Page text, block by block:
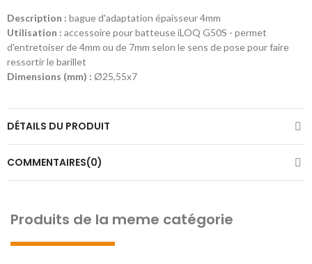
Description : bague d'adaptation épaisseur 4mm
Utilisation : accessoire pour batteuse iLOQ G50S - permet
d'entretoiser de 4mm ou de 7mm selon le sens de pose pour faire
ressortir le barillet
Dimensions (mm) : Ø25,55x7
DÉTAILS DU PRODUIT
COMMENTAIRES(0)
Produits de la meme catégorie